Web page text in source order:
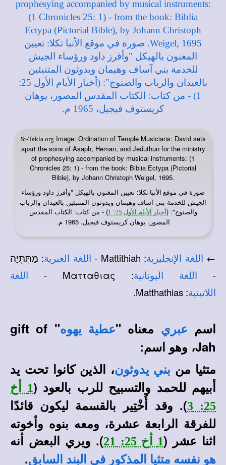
St-Takla.org Image: Ordination of Temple Musicians: David sets
apart the sons of Asaph, Heman, and Jeduthun for the ministry
of prophesying accompanied by musical instruments: (1
Chronicles 25: 1) - from the book: Biblia Ectypa (Pictorial
Bible), by Johann Christoph Weigel, 1695.
صورة في موقع الأنبا تكلا: تعيين المغنون بالهيكل "وأفرز داود ورؤساء
الجيش للخدمة بني آساف وهيمان ويدوثون المتنبئين بالعيدان والرباب
والصنوج": (أخبار الأيام الأول 25: 1
) - من كتاب: الكتاب المقدس
المصور، يوهان كريستوف فيجيل، 1965 م.
← اللغة الإنجليزية: Mattithiah - اللغة العبرية: מַתִּתְיָה
-
اللغة اليونانية: Ματταθιας -
اللغة
اللاتينية: Matthathias.
اسم عبري معناه "عطية يهوه
" gift of
Jah، وهو اسم:
متثيا من بني يدوثون، الذين كانوا تحت يد
أبيهم للحمد والتسبيح للرب بالعود (
1 أخ
25: 3
). وقد أُخْتِير بالقسمة ليكون قائدًا
للفرقة الرابعة عشرة، ومعه بنوه وأخوته
اثنا عشر (1 أخ 25: 21 ). ويري البعض أنه
هو نفسه متثيا المذكور في البند السابق.